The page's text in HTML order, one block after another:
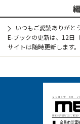
いつもご愛読ありがと
E-ブックの更新は、12日
サイトは随時更新します。